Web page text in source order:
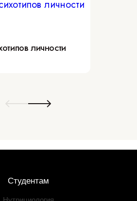
личности
Студентам